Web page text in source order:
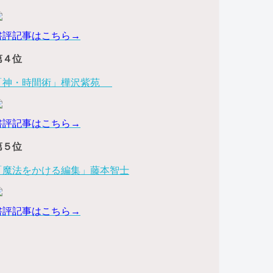
評記事はこちら→
４位
神・時間術」樺沢紫苑
評記事はこちら→
５位
魔法をかける編集」藤本智士
評記事はこちら→